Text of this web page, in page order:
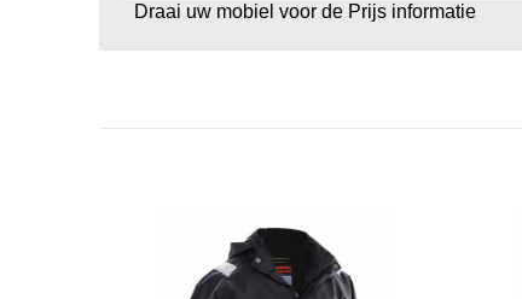
Draai uw mobiel voor de Prijs informatie